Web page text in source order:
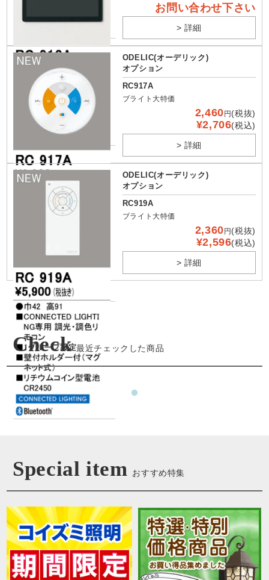
お問い合わせ下さい
> 詳細
ODELIC(オーデリック)
オプション
RC917A
ブライト大特価
2,460 円 (税抜)
¥2,706(税込)
> 詳細
ODELIC(オーデリック)
オプション
RC919A
ブライト大特価
2,360 円 (税抜)
¥2,596(税込)
> 詳細
Check 最近チェックした商品
Special item おすすめ特集